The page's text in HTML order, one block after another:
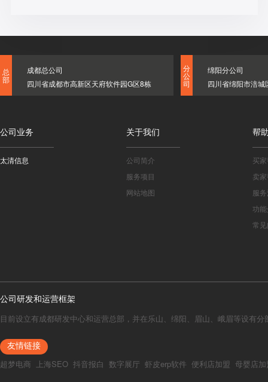
总
部
成都总公司
四川省成都市高新区天府软件园G区8栋
分
公
司
绵阳分公司
四川省绵阳市涪
公司业务
太清信息
关于我们
公司简介
服务项目
网站地图
帮
买
卖
服
功
常
公司研发和运营框架
目前设立有成都研发中心和运营总部，并在乐山、绵阳、眉山、峨眉等设有
友情链接
超梦电商 上海SEO 抖音报白 数字展厅 虾皮erp软件 便利店加盟 母婴店